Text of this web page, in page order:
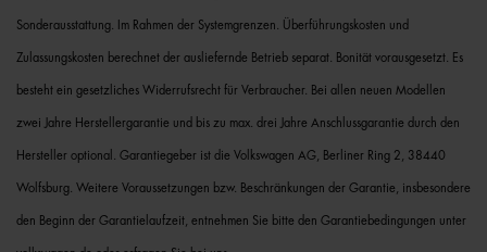
Sonderausstattung. Im Rahmen der Systemgrenzen. Überführungskosten und
Zulassungskosten berechnet der ausliefernde Betrieb separat. Bonität vorausgesetzt. Es
besteht ein gesetzliches Widerrufsrecht für Verbraucher. Bei allen neuen Modellen
zwei Jahre Herstellergarantie und bis zu max. drei Jahre Anschlussgarantie durch den
Hersteller optional. Garantiegeber ist die Volkswagen AG, Berliner Ring 2, 38440
Wolfsburg. Weitere Voraussetzungen bzw. Beschränkungen der Garantie, insbesondere
den Beginn der Garantielaufzeit, entnehmen Sie bitte den Garantiebedingungen unter